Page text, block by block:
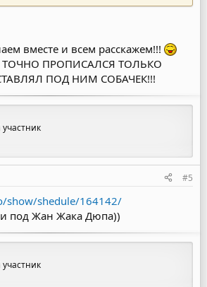
вместе и всем расскажем!!!
ТОЧНО ПРОПИСАЛСЯ ТОЛЬКО
ПОД НИМ СОБАЧЕК!!!
#5
show/shedule/164142/
под Жан Жака Дюпа))